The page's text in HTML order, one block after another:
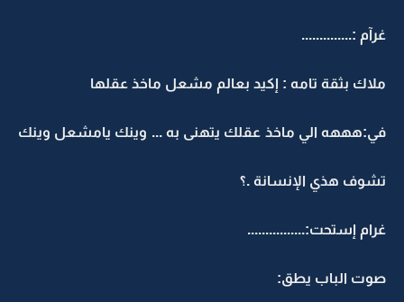
غرآم :..............
ملاك بثقة تامه : إكيد بعالم مشعل ماخذ عقلها
في:هههه الي ماخذ عقلك يتهنى به ... وينك يامشعل وينك
تشوف هذي الإنسانة .؟
غرام إستحت:................
صوت الباب يطق: